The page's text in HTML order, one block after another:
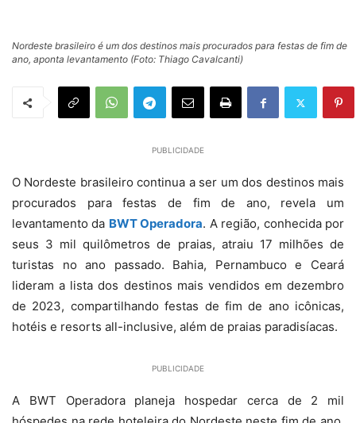
Nordeste brasileiro é um dos destinos mais procurados para festas de fim de
ano, aponta levantamento (Foto: Thiago Cavalcanti)
PUBLICIDADE
O Nordeste brasileiro continua a ser um dos destinos mais
procurados para festas de fim de ano, revela um
levantamento da BWT Operadora. A região, conhecida por
seus 3 mil quilômetros de praias, atraiu 17 milhões de
turistas no ano passado. Bahia, Pernambuco e Ceará
lideram a lista dos destinos mais vendidos em dezembro
de 2023, compartilhando festas de fim de ano icônicas,
hotéis e resorts all-inclusive, além de praias paradisíacas.
PUBLICIDADE
A BWT Operadora planeja hospedar cerca de 2 mil